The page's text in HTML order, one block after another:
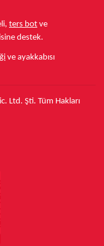
ters bot ve
destek.
ve ayakkabısı
Ltd. Şti. Tüm Hakları